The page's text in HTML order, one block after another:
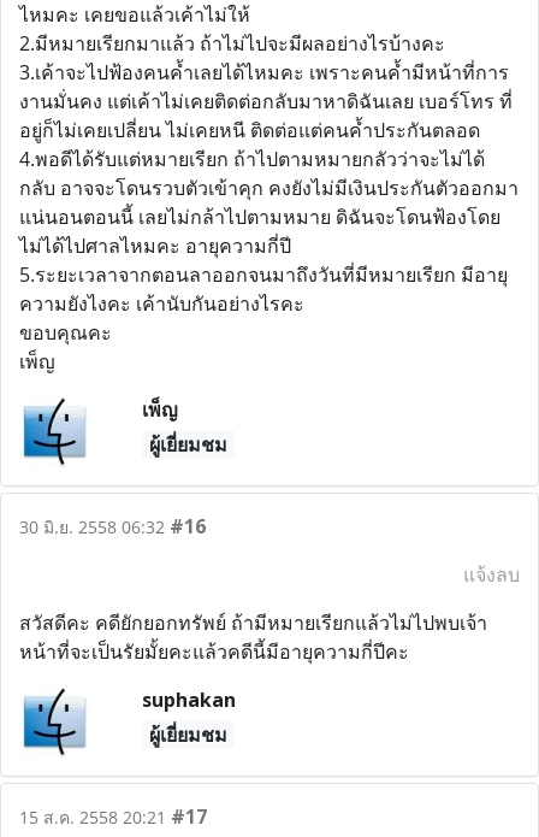
ไหมคะ เคยขอแล้วเค้าไม่ให้
2.มีหมายเรียกมาแล้ว ถ้าไม่ไปจะมีผลอย่างไรบ้างคะ
3.เค้าจะไปฟ้องคนค้ำเลยได้ไหมคะ เพราะคนค้ำมีหน้าที่การ
งานมั่นคง แต่เค้าไม่เคยติดต่อกลับมาหาดิฉันเลย เบอร์โทร ที่
อยู่ก็ไม่เคยเปลี่ยน ไม่เคยหนี ติดต่อแต่คนค้ำประกันตลอด
4.พอดีได้รับแต่หมายเรียก ถ้าไปตามหมายกลัวว่าจะไม่ได้
กลับ อาจจะโดนรวบตัวเข้าคุก คงยังไม่มีเงินประกันตัวออกมา
แน่นอนตอนนี้ เลยไม่กล้าไปตามหมาย ดิฉันจะโดนฟ้องโดย
ไม่ได้ไปศาลไหมคะ อายุความกี่ปี
5.ระยะเวลาจากตอนลาออกจนมาถึงวันที่มีหมายเรียก มีอายุ
ความยังไงคะ เค้านับกันอย่างไรคะ
ขอบคุณคะ
เพ็ญ
เพ็ญ
ผู้เยี่ยมชม
30 มิ.ย. 2558 06:32 #16
แจ้งลบ
สวัสดีคะ คดียักยอกทรัพย์ ถ้ามีหมายเรียกแล้วไม่ไปพบเจ้า
หน้าที่จะเป็นรัยมั้ยคะแล้วคดีนี้มีอายุความกี่ปีคะ
suphakan
ผู้เยี่ยมชม
15 ส.ค. 2558 20:21 #17